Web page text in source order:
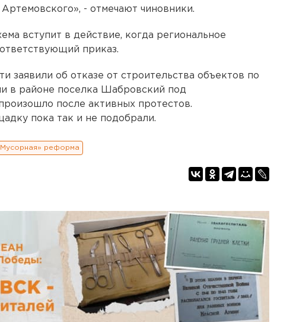
Артемовского», - отмечают чиновники.
вступит в действие, когда региональное
приказ.
заявили об отказе от строительства объектов по
в районе поселка Шабровский под
после активных протестов.
пока так и не подобрали.
реформа